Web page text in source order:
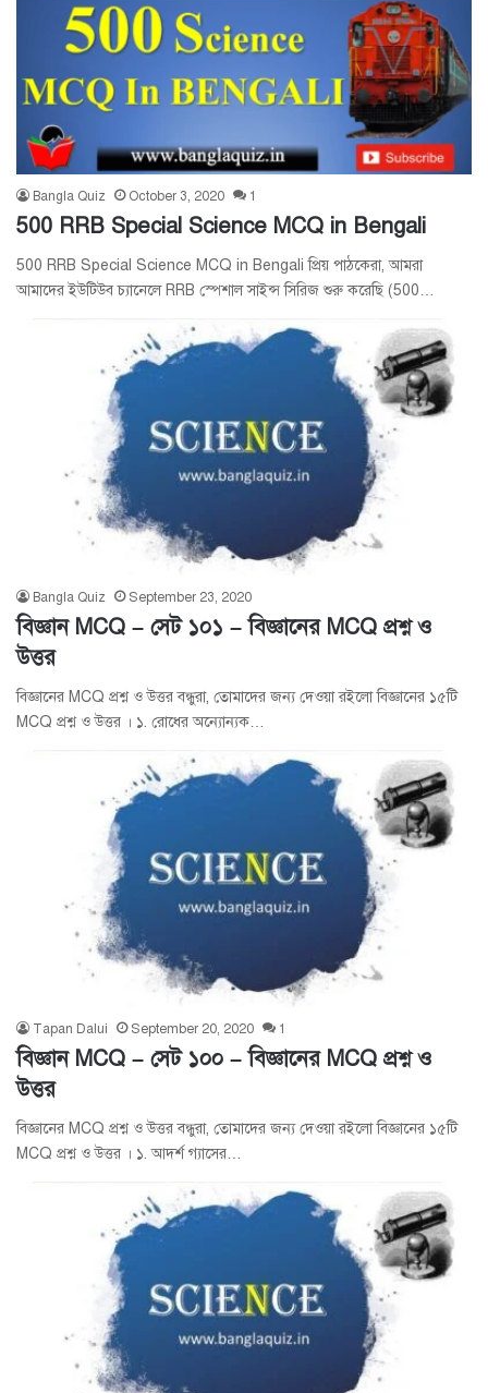
Bangla Quiz October 3, 2020 1
500 RRB Special Science MCQ in Bengali
500 RRB Special Science MCQ in Bengali প্রিয় পাঠকেরা, আমরা
আমাদের ইউটিউব চ্যানেলে RRB স্পেশাল সাইন্স সিরিজ শুরু করেছি (500…
Bangla Quiz September 23, 2020
বিজ্ঞান MCQ – সেট ১০১ – বিজ্ঞানের MCQ প্রশ্ন ও
উত্তর
বিজ্ঞানের MCQ প্রশ্ন ও উত্তর বন্ধুরা, তোমাদের জন্য দেওয়া রইলো বিজ্ঞানের ১৫টি
MCQ প্রশ্ন ও উত্তর । ১. রোধের অন্যোন্যক…
Tapan Dalui September 20, 2020 1
বিজ্ঞান MCQ – সেট ১০০ – বিজ্ঞানের MCQ প্রশ্ন ও
উত্তর
বিজ্ঞানের MCQ প্রশ্ন ও উত্তর বন্ধুরা, তোমাদের জন্য দেওয়া রইলো বিজ্ঞানের ১৫টি
MCQ প্রশ্ন ও উত্তর । ১. আদর্শ গ্যাসের…